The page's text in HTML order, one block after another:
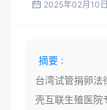
2025年02月10日
摘要 :
台湾试管捐卵法
壳互联生殖医院